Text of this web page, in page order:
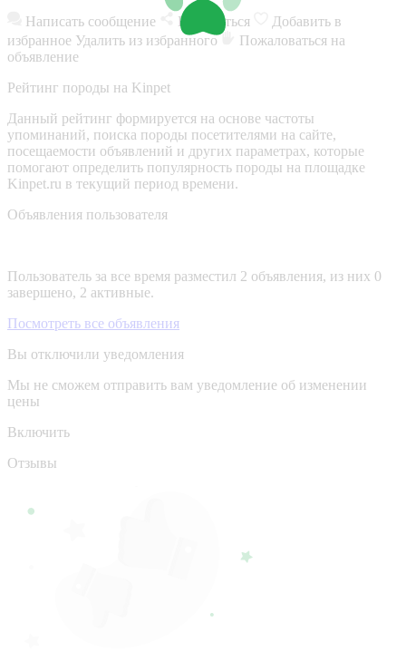
Написать сообщение Поделиться
Добавить в
избранное Удалить из избранного
Пожаловаться на
объявление
Рейтинг породы на Kinpet
Данный рейтинг формируется на основе частоты
упоминаний, поиска породы посетителями на сайте,
посещаемости объявлений и других параметрах, которые
помогают определить популярность породы на площадке
Kinpet.ru в текущий период времени.
Объявления пользователя
Пользователь за все время разместил 2 объявления, из них 0
завершено, 2 активные.
Посмотреть все объявления
Вы отключили уведомления
Мы не сможем отправить вам уведомление об изменении
цены
Включить
Отзывы